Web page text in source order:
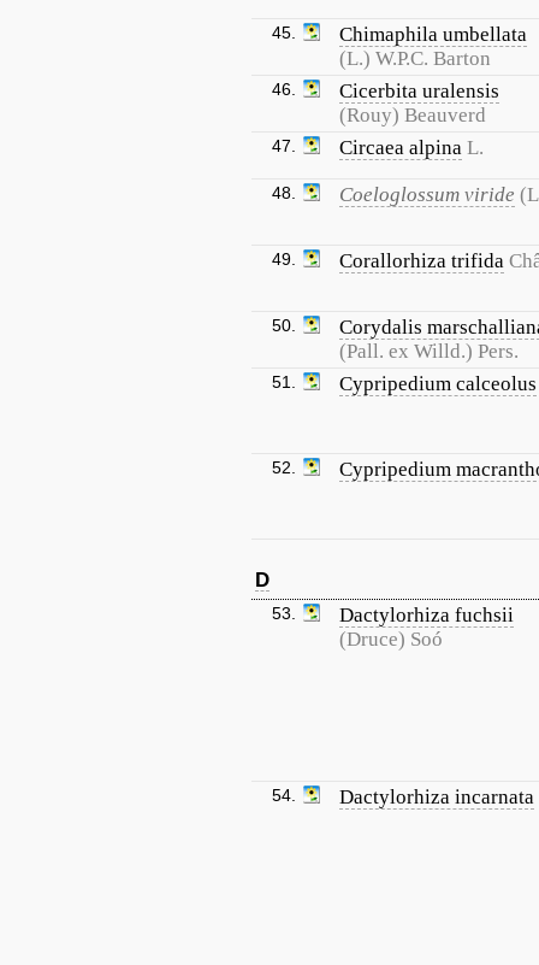
45.
Chimaphila umbellata
(L.) W.P.C. Barton
46.
Cicerbita uralensis
(Rouy) Beauverd
47. Circaea alpina L.
48. Coeloglossum viride
49. Corallorhiza trifida
50.
Corydalis
(Pall. ex Willd.) Pers.
51. Cypripedium calceolus
52. Cypripedium
D
53.
Dactylorhiza fuchsii
(Druce) Soó
54. Dactylorhiza incarnata